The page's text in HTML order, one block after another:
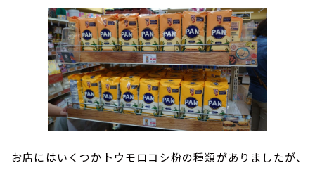
お店にはいくつかトウモロコシ粉の種類がありましたが、